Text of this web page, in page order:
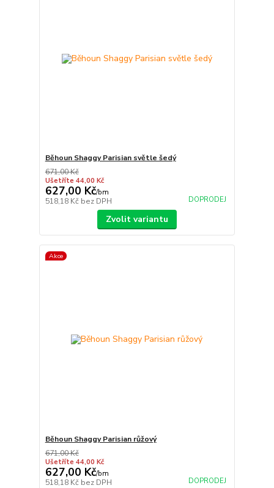
Běhoun Shaggy Parisian světle šedý
671,00 Kč
Ušetříte 44,00 Kč
627,00 Kč/bm
518,18 Kč bez DPH DOPRODEJ
Zvolit variantu
Akce
Běhoun Shaggy Parisian růžový
671,00 Kč
Ušetříte 44,00 Kč
627,00 Kč/bm
518,18 Kč bez DPH DOPRODEJ